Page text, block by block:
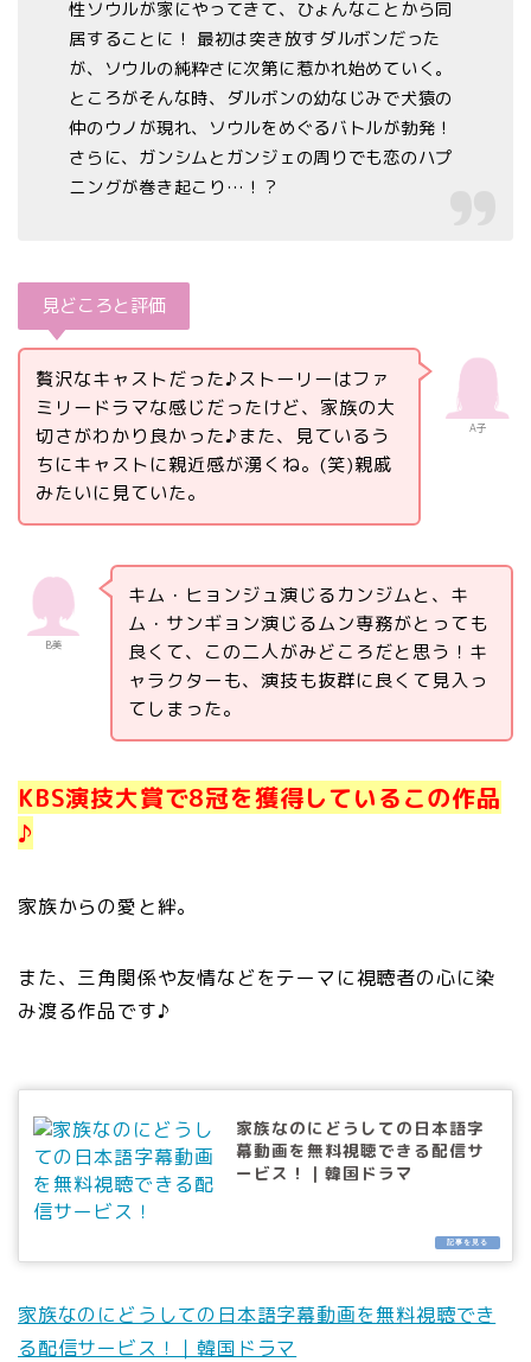
性ソウルが家にやってきて、ひょんなことから同
居することに！ 最初は突き放すダルボンだった
が、ソウルの純粋さに次第に惹かれ始めていく。
ところがそんな時、ダルボンの幼なじみで犬猿の
仲のウノが現れ、ソウルをめぐるバトルが勃発！
さらに、ガンシムとガンジェの周りでも恋のハプ
ニングが巻き起こり…！？
見どころと評価
A子
贅沢なキャストだった♪ストーリーはファ
ミリードラマな感じだったけど、家族の大
切さがわかり良かった♪また、見ているう
ちにキャストに親近感が湧くね。(笑)親戚
みたいに見ていた。
B美
キム・ヒョンジュ演じるカンジムと、キ
ム・サンギョン演じるムン専務がとっても
良くて、この二人がみどころだと思う！キ
ャラクターも、演技も抜群に良くて見入っ
てしまった。
KBS演技大賞で8冠を獲得しているこの作品
♪
家族からの愛と絆。
また、三角関係や友情などをテーマに視聴者の心に染
み渡る作品です♪
家族なのにどうしての日本語字
幕動画を無料視聴できる配信サ
ービス！｜韓国ドラマ
家族なのにどうしての日本語字幕動画を無料視聴でき
る配信サービス！｜韓国ドラマ